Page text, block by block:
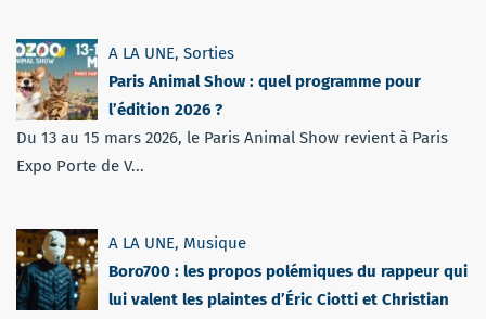
A LA UNE, Sorties
Paris Animal Show : quel programme pour
l’édition 2026 ?
Du 13 au 15 mars 2026, le Paris Animal Show revient à Paris
Expo Porte de V...
A LA UNE, Musique
Boro700 : les propos polémiques du rappeur qui
lui valent les plaintes d’Éric Ciotti et Christian